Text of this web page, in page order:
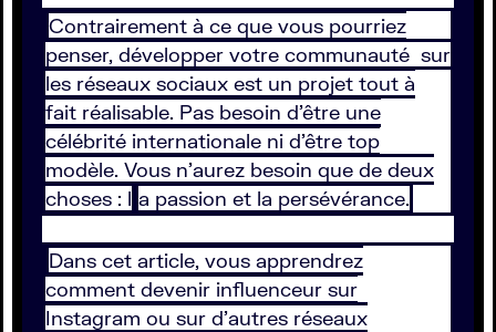
Contrairement à ce que vous pourriez
penser, développer votre communauté sur
les réseaux sociaux est un projet tout à
fait réalisable. Pas besoin d’être une
célébrité internationale ni d’être top
modèle. Vous n’aurez besoin que de deux
choses : l a passion et la persévérance.
Dans cet article, vous apprendrez
comment devenir influenceur sur
Instagram ou sur d’autres réseaux